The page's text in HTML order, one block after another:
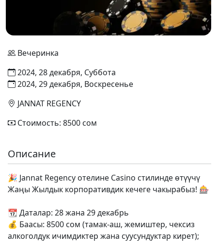
Вечеринка
2024, 28 декабря, Суббота
2024, 29 декабря, Воскресенье
JANNAT REGENCY
Стоимость: 8500 сом
Описание
🎉 Jannat Regency отелине Casino стилинде өтүүчү
Жаңы Жылдык корпоративдик кечеге чакырабыз! 🎰
📆 Даталар: 28 жана 29 декабрь
💰 Баасы: 8500 сом (тамак-аш, жемиштер, чексиз
алкоголдук ичимдиктер жана суусундуктар кирет);